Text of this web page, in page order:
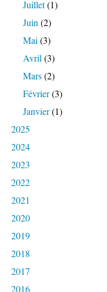
Juillet(1)
Juin (2)
Mai (3)
Avril (3)
Mars(2)
Février(3)
Janvier(1)
2025
2024
2023
2022
2021
2020
2019
2018
2017
2016